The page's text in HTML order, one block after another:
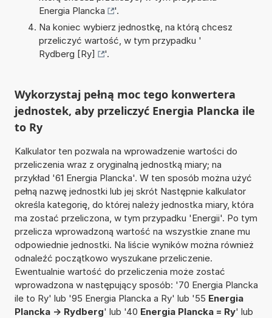
Energia Plancka
'.
Na koniec wybierz jednostkę, na którą chcesz
przeliczyć wartość, w tym przypadku '
Rydberg [Ry]
'.
Wykorzystaj pełną moc tego konwertera
jednostek, aby przeliczyć Energia Plancka ile
to Ry
Kalkulator ten pozwala na wprowadzenie wartości do
przeliczenia wraz z oryginalną jednostką miary; na
przykład '61 Energia Plancka'. W ten sposób można użyć
pełną nazwę jednostki lub jej skrót Następnie kalkulator
określa kategorię, do której należy jednostka miary, która
ma zostać przeliczona, w tym przypadku 'Energii'. Po tym
przelicza wprowadzoną wartość na wszystkie znane mu
odpowiednie jednostki. Na liście wyników można również
odnaleźć początkowo wyszukane przeliczenie.
Ewentualnie wartość do przeliczenia może zostać
wprowadzona w następujący sposób: '70 Energia Plancka
ile to Ry' lub '95 Energia Plancka a Ry' lub '55 Energia
Plancka -> Rydberg' lub '40 Energia Plancka = Ry' lub